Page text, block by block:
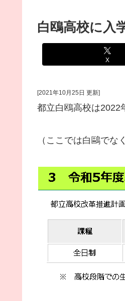
白鴎高校に入
X
[2021年10月25日 更新]
都立白鴎高校は2022
（ここでは白鷗でな